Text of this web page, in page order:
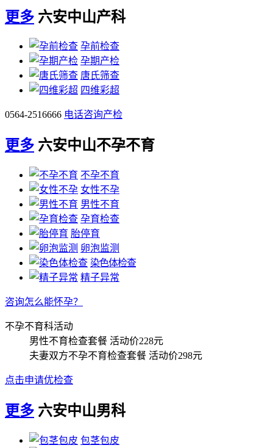
更多 六安中山产科
孕前检查
孕期产检
唐氏筛查
四维彩超
0564-2516666 电话咨询产检
更多 六安中山不孕不育
不孕不育
女性不孕
男性不育
孕育检查
胎停育
卵泡监测
染色体检查
精子异常
咨询怎么能怀孕？
不孕不育科活动
男性不育检查套餐 活动价228元
夫妻双方不孕不育检查套餐 活动价298元
点击申请优检查
更多 六安中山男科
包茎包皮